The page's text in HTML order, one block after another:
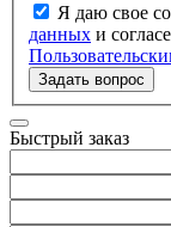
Я даю свое
данных и
Задать вопрос
Быстрый заказ